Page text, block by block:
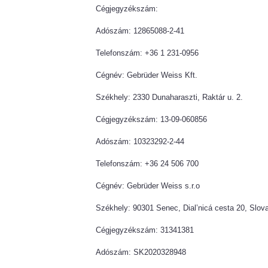
Cégjegyzékszám:
Adószám: 12865088-2-41
Telefonszám: +36 1 231-0956
Cégnév: Gebrüder Weiss Kft.
Székhely: 2330 Dunaharaszti, Raktár u. 2.
Cégjegyzékszám: 13-09-060856
Adószám: 10323292-2-44
Telefonszám: +36 24 506 700
Cégnév: Gebrüder Weiss s.r.o
Székhely: 90301 Senec, Dial’nicá cesta 20,
Cégjegyzékszám: 31341381
Adószám: SK2020328948